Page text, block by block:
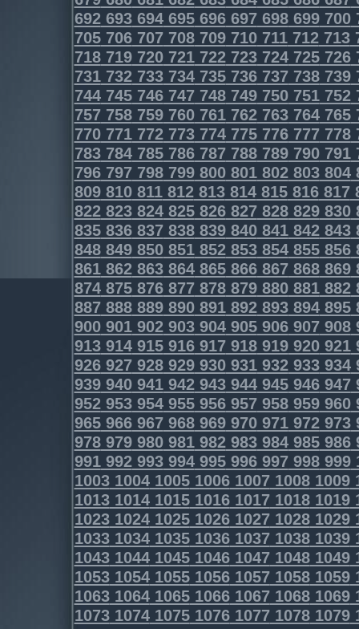
692693694695696697698699700
705706707708709710711712713
718719720721722723724725726
731732733734735736737738739
744745746747748749750751752
757758759760761762763764765
770771772773774775776777778
783784785786787788789790791
796797798799800801802803804
809810811812813814815816817
822823824825826827828829830
835836837838839840841842843
848849850851852853854855856
861862863864865866867868869
874875876877878879880881882
887888889890891892893894895
900901902903904905906907908
913914915916917918919920921
926927928929930931932933934
939940941942943944945946947
952953954955956957958959960
965966967968969970971972973
978979980981982983984985986
991992993994995996997998999
1003100410051006100710081009
1013101410151016101710181019
1023102410251026102710281029
1033103410351036103710381039
1043104410451046104710481049
1053105410551056105710581059
1063106410651066106710681069
1073107410751076107710781079